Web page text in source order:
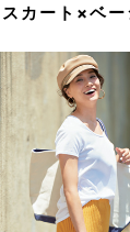
カート×ベ